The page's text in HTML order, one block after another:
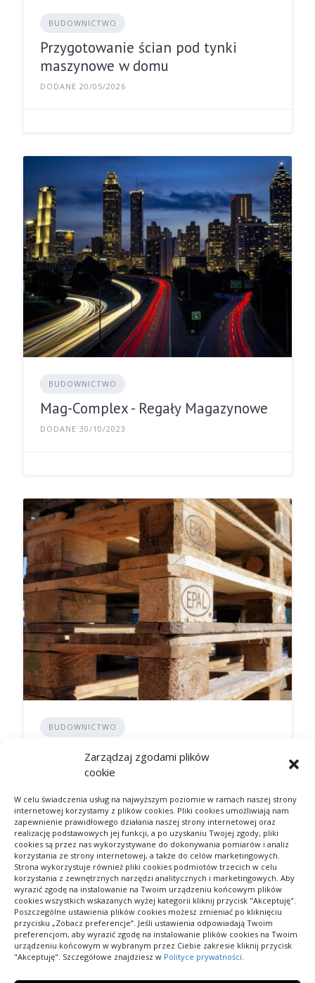
Zarządzaj zgodami plików
cookie
W celu świadczenia usług na najwyższym poziomie w ramach naszej strony
internetowej korzystamy z plików cookies. Pliki cookies umożliwiają nam
zapewnienie prawidłowego działania naszej strony internetowej oraz
realizację podstawowych jej funkcji, a po uzyskaniu Twojej zgody, pliki
cookies są przez nas wykorzystywane do dokonywania pomiarów i analiz
korzystania ze strony internetowej, a także do celów marketingowych.
Strona wykorzystuje również pliki cookies podmiotów trzecich w celu
korzystania z zewnętrznych narzędzi analitycznych i marketingowych. Aby
wyrazić zgodę na instalowanie na Twoim urządzeniu końcowym plików
cookies wszystkich wskazanych wyżej kategorii kliknij przycisk "Akceptuję".
Poszczególne ustawienia plików cookies możesz zmieniać po kliknięciu
przycisku „Zobacz preferencje”. Jeśli ustawienia odpowiadają Twoim
preferencjom, aby wyrazić zgodę na instalowanie plików cookies na Twoim
urządzeniu końcowym w wybranym przez Ciebie zakresie kliknij przycisk
"Akceptuję". Szczegółowe znajdziesz w Polityce prywatności.
BUDOWNICTWO
Przygotowanie ścian pod tynki
maszynowe w domu
DODANE 20/05/2026
BUDOWNICTWO
Mag-Complex - Regały Magazynowe
DODANE 30/10/2023
BUDOWNICTWO
"KENU" Skup Palet Używanych
EURO, JEDYNEK, PRZEMYSŁOWYCH
Pokaż ofertę swojej firmy wszystkim internautom,
znajdź odbiorców na swoje towary i usługi. Dodaj
już teraz swój wpis do bazy.